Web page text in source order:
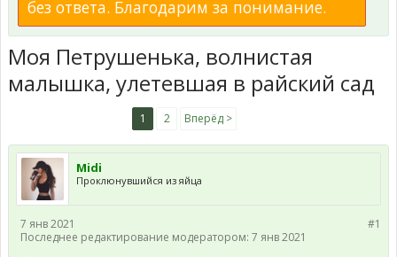
без ответа. Благодарим за понимание.
Моя Петрушенька, волнистая
малышка, улетевшая в райский сад
1 2 Вперёд >
Midi
Проклюнувшийся из яйца
#1
7 янв 2021
Последнее редактирование модератором: 7 янв 2021